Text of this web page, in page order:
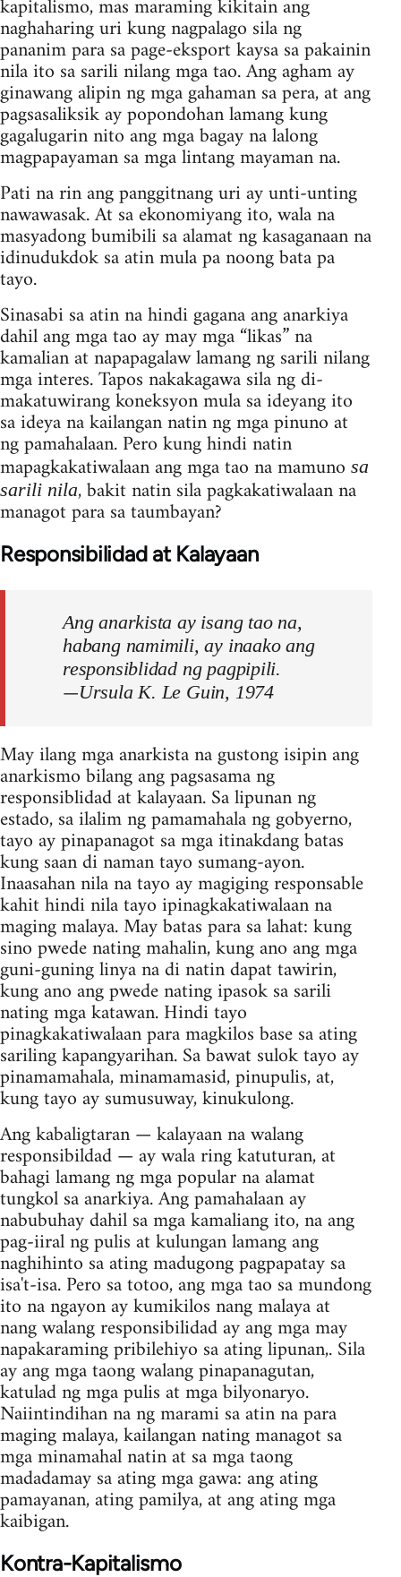
kapitalismo, mas maraming kikitain ang
naghaharing uri kung nagpalago sila ng
pananim para sa page-eksport kaysa sa pakainin
nila ito sa sarili nilang mga tao. Ang agham ay
ginawang alipin ng mga gahaman sa pera, at ang
pagsasaliksik ay popondohan lamang kung
gagalugarin nito ang mga bagay na lalong
magpapayaman sa mga lintang mayaman na.
Pati na rin ang panggitnang uri ay unti-unting
nawawasak. At sa ekonomiyang ito, wala na
masyadong bumibili sa alamat ng kasaganaan na
idinudukdok sa atin mula pa noong bata pa
tayo.
Sinasabi sa atin na hindi gagana ang anarkiya
dahil ang mga tao ay may mga “likas” na
kamalian at napapagalaw lamang ng sarili nilang
mga interes. Tapos nakakagawa sila ng di-
makatuwirang koneksyon mula sa ideyang ito
sa ideya na kailangan natin ng mga pinuno at
ng pamahalaan. Pero kung hindi natin
mapagkakatiwalaan ang mga tao na mamuno sa
sarili nila, bakit natin sila pagkakatiwalaan na
managot para sa taumbayan?
Responsibilidad at Kalayaan
Ang anarkista ay isang tao na,
habang namimili, ay inaako ang
responsiblidad ng pagpipili.
—Ursula K. Le Guin, 1974
May ilang mga anarkista na gustong isipin ang
anarkismo bilang ang pagsasama ng
responsiblidad at kalayaan. Sa lipunan ng
estado, sa ilalim ng pamamahala ng gobyerno,
tayo ay pinapanagot sa mga itinakdang batas
kung saan di naman tayo sumang-ayon.
Inaasahan nila na tayo ay magiging responsable
kahit hindi nila tayo ipinagkakatiwalaan na
maging malaya. May batas para sa lahat: kung
sino pwede nating mahalin, kung ano ang mga
guni-guning linya na di natin dapat tawirin,
kung ano ang pwede nating ipasok sa sarili
nating mga katawan. Hindi tayo
pinagkakatiwalaan para magkilos base sa ating
sariling kapangyarihan. Sa bawat sulok tayo ay
pinamamahala, minamamasid, pinupulis, at,
kung tayo ay sumusuway, kinukulong.
Ang kabaligtaran — kalayaan na walang
responsibildad — ay wala ring katuturan, at
bahagi lamang ng mga popular na alamat
tungkol sa anarkiya. Ang pamahalaan ay
nabubuhay dahil sa mga kamaliang ito, na ang
pag-iiral ng pulis at kulungan lamang ang
naghihinto sa ating madugong pagpapatay sa
isa't-isa. Pero sa totoo, ang mga tao sa mundong
ito na ngayon ay kumikilos nang malaya at
nang walang responsibilidad ay ang mga may
napakaraming pribilehiyo sa ating lipunan,. Sila
ay ang mga taong walang pinapanagutan,
katulad ng mga pulis at mga bilyonaryo.
Naiintindihan na ng marami sa atin na para
maging malaya, kailangan nating managot sa
mga minamahal natin at sa mga taong
madadamay sa ating mga gawa: ang ating
pamayanan, ating pamilya, at ang ating mga
kaibigan.
Kontra-Kapitalismo